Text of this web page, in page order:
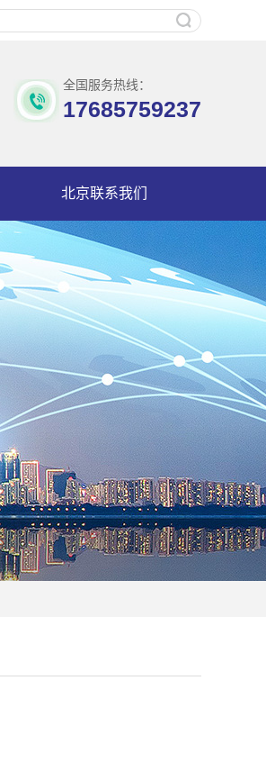
全国服务热线：
17685759237
北京联系我们